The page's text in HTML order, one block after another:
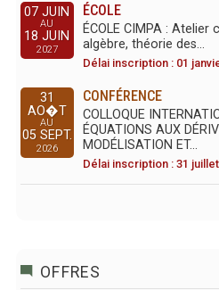
07 JUIN
AU
18 JUIN
2027
ÉCOLE
ÉCOLE CIMPA :
algèbre, théorie des…
Délai inscription : 01
31
AO�T
AU
05 SEPT.
2026
CONFÉRENCE
COLLOQUE
ÉQUATIONS AUX
MODÉLISATION ET…
Délai inscription : 31
OFFRES